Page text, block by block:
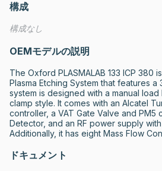
構成
構成なし
OEMモデルの説明
The Oxford PLASMALAB 133 ICP 380
Plasma Etching System that features a
system is designed with a manual
clamp style. It comes with an Alcatel
controller, a VAT Gate Valve and PM5
Detector, and an RF power supply
Additionally, it has eight Mass Flow
ドキュメント